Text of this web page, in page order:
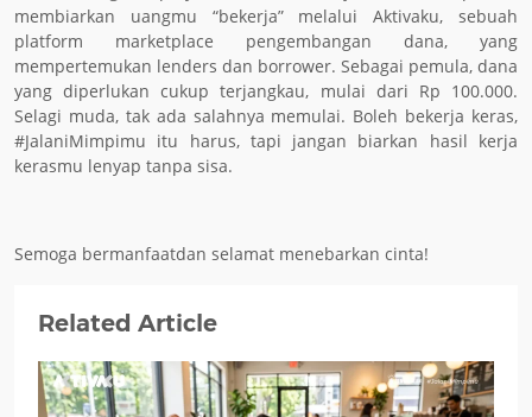
membiarkan uangmu “bekerja” melalui Aktivaku, sebuah
platform marketplace pengembangan dana, yang
mempertemukan lenders dan borrower. Sebagai pemula, dana
yang diperlukan cukup terjangkau, mulai dari Rp 100.000.
Selagi muda, tak ada salahnya memulai. Boleh bekerja keras,
#JalaniMimpimu itu harus, tapi jangan biarkan hasil kerja
kerasmu lenyap tanpa sisa.
Semoga bermanfaatdan selamat menebarkan cinta!
Related Article